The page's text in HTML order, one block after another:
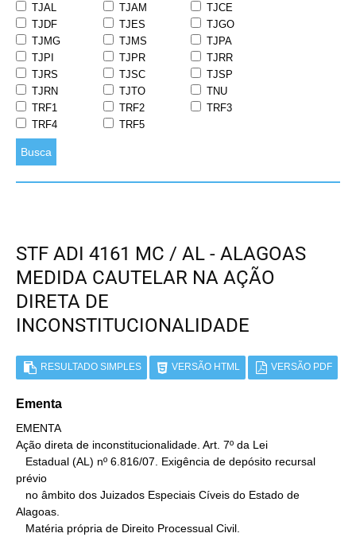
TJAL
TJAM
TJCE
TJDF
TJES
TJGO
TJMG
TJMS
TJPA
TJPI
TJPR
TJRR
TJRS
TJSC
TJSP
TJRN
TJTO
TNU
TRF1
TRF2
TRF3
TRF4
TRF5
Busca
STF ADI 4161 MC / AL - ALAGOAS
MEDIDA CAUTELAR NA AÇÃO
DIRETA DE
INCONSTITUCIONALIDADE
RESULTADO SIMPLES VERSÃO HTML VERSÃO PDF
Ementa
EMENTA
Ação direta de inconstitucionalidade. Art. 7º da Lei
prévio
Alagoas.